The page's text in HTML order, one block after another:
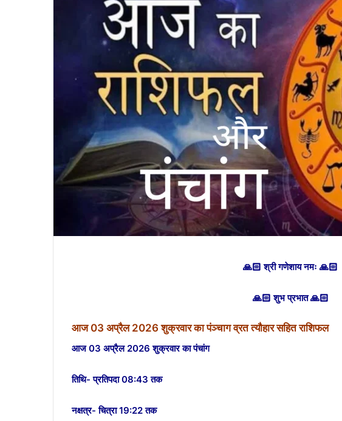
🙏🏻 श्री गणेशाय नमः 🙏🏻
🙏🏻 शुभ प्रभात 🙏🏻
आज 03 अप्रैल 2026 शुक्रवार का पंञ्चाग व्रत त्यौहार सहित राशिफल
आज 03 अप्रैल 2026 शुक्रवार का पंचांग
तिथि- प्रतिपदा 08:43 तक
नक्षत्र- चित्रा 19:22 तक